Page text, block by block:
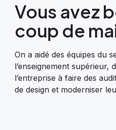
Vous avez
coup de
On a aidé des équipes du
l’enseignement supérieur,
l’entreprise à faire des
de design et moderniser